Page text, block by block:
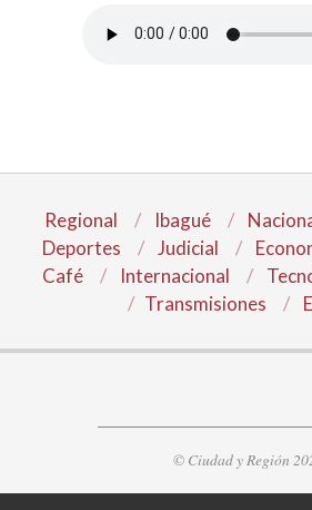
Regional Ibagué
Deportes
Judicial
Café
Internacional
Transmisiones
© Ciudad y Región